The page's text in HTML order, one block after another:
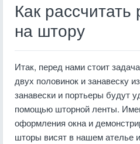
Как рассчитать
на штору
Итак, перед нами стоит
двух половинок и занавеску
занавески и портьеры будут
помощью шторной ленты.
оформления окна и
шторы висят в нашем ателье